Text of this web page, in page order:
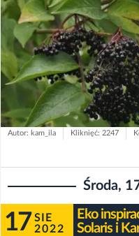
Autor: kam_ila Kliknięć: 2247
Środa,
17 SIE
2022
Eko
Solaris i